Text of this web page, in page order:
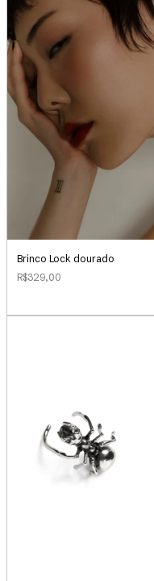
Brinco Lock dourado
R$329,00